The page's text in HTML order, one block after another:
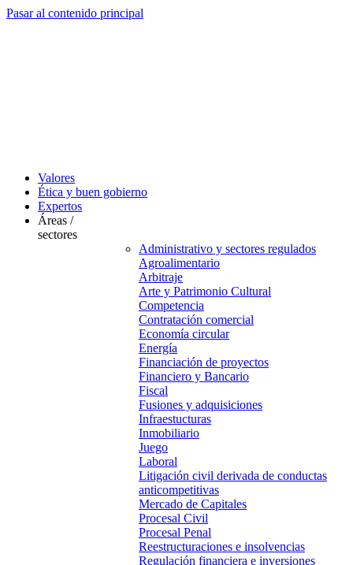
Pasar al contenido principal
Valores
Ética y buen gobierno
Expertos
Áreas /
sectores
Administrativo y sectores regulados
Agroalimentario
Arbitraje
Arte y Patrimonio Cultural
Competencia
Contratación comercial
Economía circular
Energía
Financiación de proyectos
Financiero y Bancario
Fiscal
Fusiones y adquisiciones
Infraestucturas
Inmobiliario
Juego
Laboral
Litigación civil derivada de conductas
anticompetitivas
Mercado de Capitales
Procesal Civil
Procesal Penal
Reestructuraciones e insolvencias
Regulación financiera e inversiones